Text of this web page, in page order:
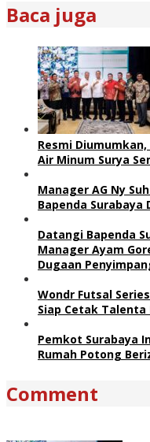
Baca juga
Resmi
Air Minum Surya
Manager AG Ny
Bapenda Surabaya
Datangi Bapenda
Manager Ayam
Dugaan
Wondr Futsal
Siap Cetak Talenta
Pemkot Surabaya
Rumah Potong
Comment